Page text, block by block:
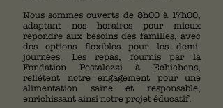
Nous sommes ouverts de 8h00 à 17h00,
adaptant nos horaires pour mieux
répondre aux besoins des familles, avec
des options flexibles pour les demi-
journées. Les repas, fournis par la
Fondation Pestalozzi à Echichens,
reflètent notre engagement pour une
alimentation saine et responsable,
enrichissant ainsi notre projet éducatif.